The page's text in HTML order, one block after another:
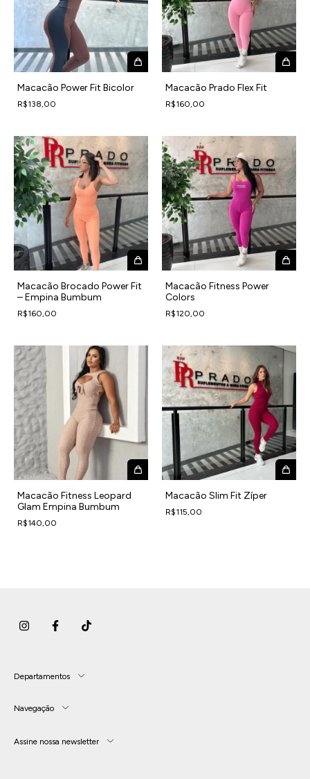
Macacão Power Fit Bicolor
R$138,00
Macacão Prado Flex Fit
R$160,00
Macacão Brocado Power Fit
– Empina Bumbum
R$160,00
Macacão Fitness Power
Colors
R$120,00
Macacão Fitness Leopard
Glam Empina Bumbum
R$140,00
Macacão Slim Fit Zíper
R$115,00
Departamentos
Navegação
Assine nossa newsletter